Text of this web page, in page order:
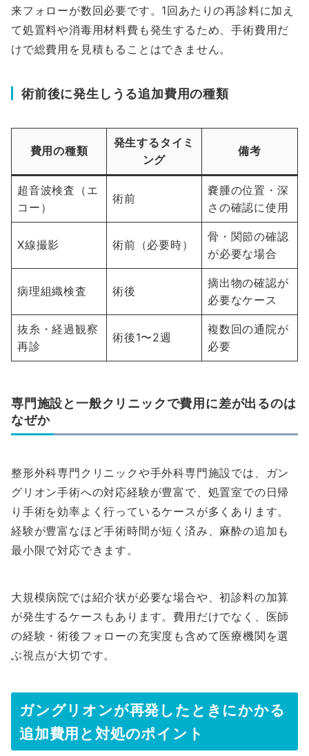
来フォローが数回必要です。1回あたりの再診料に加え
て処置料や消毒用材料費も発生するため、手術費用だ
けで総費用を見積もることはできません。
術前後に発生しうる追加費用の種類
費用の種類
発生するタイミ
ング
備考
超音波検査（エ
コー）
術前
嚢腫の位置・深
さの確認に使用
X線撮影 術前（必要時）
骨・関節の確認
が必要な場合
病理組織検査 術後
摘出物の確認が
必要なケース
抜糸・経過観察
再診
術後1〜2週
複数回の通院が
必要
専門施設と一般クリニックで費用に差が出るのは
なぜか
整形外科専門クリニックや手外科専門施設では、ガン
グリオン手術への対応経験が豊富で、処置室での日帰
り手術を効率よく行っているケースが多くあります。
経験が豊富なほど手術時間が短く済み、麻酔の追加も
最小限で対応できます。
大規模病院では紹介状が必要な場合や、初診料の加算
が発生するケースもあります。費用だけでなく、医師
の経験・術後フォローの充実度も含めて医療機関を選
ぶ視点が大切です。
ガングリオンが再発したときにかかる
追加費用と対処のポイント